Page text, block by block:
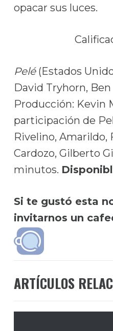
opacar sus luces.
Pelé(Estados
David Tryhorn, Ben
Producción: Kevin
participación de
Rivelino, Amarildo,
Cardozo, Gilberto
minutos.
Si te gustó esta
invitarnos un
ARTÍCULOS